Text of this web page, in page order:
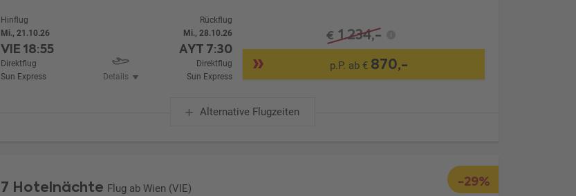
Hinflug
Mi., 21.10.26
VIE18:55
Direktflug
Sun Express
Details
Rückflug
Mi., 28.10.26
AYT 7:30
Direktflug
Sun Express
€ 1.234,-
p.P. ab € 870,-
Alternative Flugzeiten
-29%
7 Hotelnächte Flug ab Wien (VIE)